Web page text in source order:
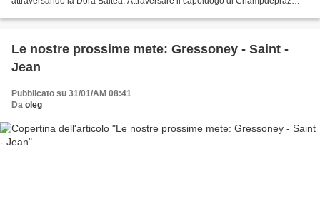
Le nostre prossime mete: Gressoney - Saint -
Jean
Pubblicato su 31/01/AM 08:41
Da oleg